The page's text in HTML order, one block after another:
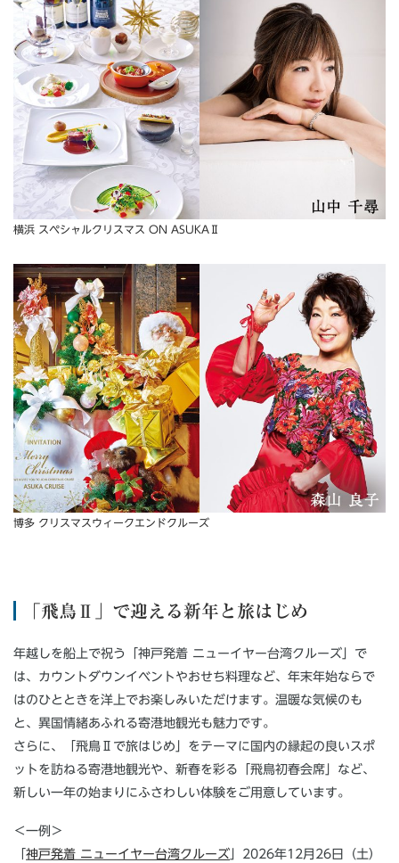
横浜 スペシャルクリスマス ON ASUKAⅡ
博多 クリスマスウィークエンドクルーズ
「飛鳥Ⅱ」で迎える新年と旅はじめ
年越しを船上で祝う「神戸発着 ニューイヤー台湾クルーズ」で
は、カウントダウンイベントやおせち料理など、年末年始ならで
はのひとときを洋上でお楽しみいただけます。温暖な気候のも
と、異国情緒あふれる寄港地観光も魅力です。
さらに、「飛鳥Ⅱで旅はじめ」をテーマに国内の縁起の良いスポ
ットを訪ねる寄港地観光や、新春を彩る「飛鳥初春会席」など、
新しい一年の始まりにふさわしい体験をご用意しています。
＜一例＞
「神戸発着 ニューイヤー台湾クルーズ 」2026年12月26日（土）